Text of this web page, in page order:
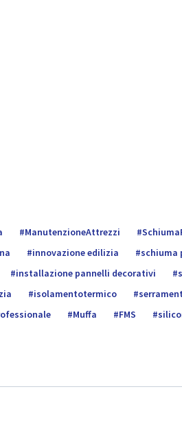
ManutenzioneAttrezzi
innovazione edilizia
schiuma
installazione pannelli decorativi
isolamentotermico
Muffa FMS